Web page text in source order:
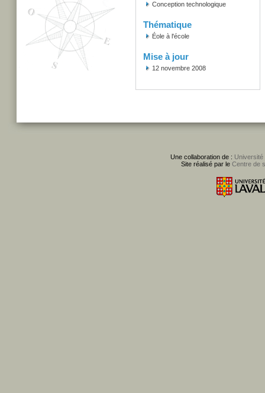
Conception technologique
Thématique
Éole à l'école
Mise à jour
12 novembre 2008
Une collaboration de : Université
Site réalisé par le Centre de